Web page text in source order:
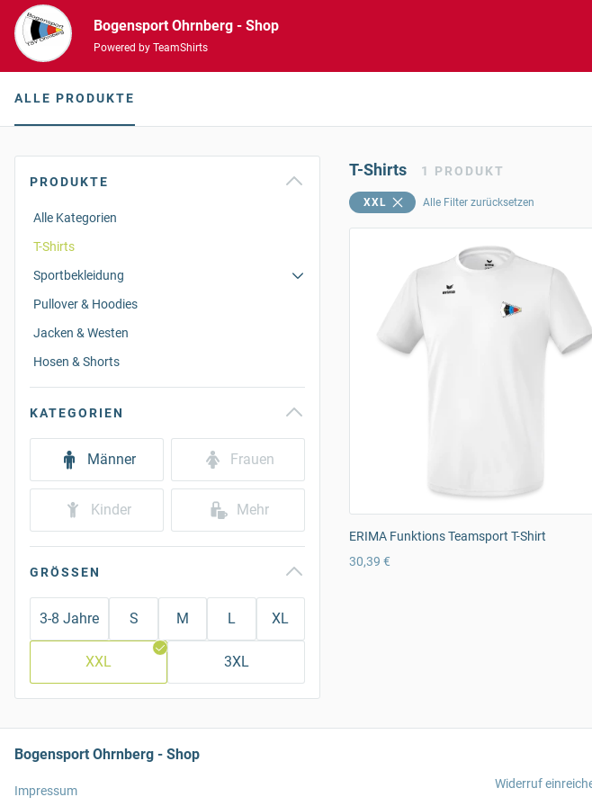
Bogensport Ohrnberg - Shop
Powered by TeamShirts
ALLE PRODUKTE
PRODUKTE
Alle Kategorien
T-Shirts
Sportbekleidung
Pullover & Hoodies
Jacken & Westen
Hosen & Shorts
KATEGORIEN
Männer Frauen
Kinder Mehr
GRÖSSEN
3-8 Jahre S M L XL
XXL 3XL
T-Shirts 1 PRODUKT
XXL Alle Filter zurücksetzen
ERIMA Funktions Teamsport T-Shirt
30,39 €
Bogensport Ohrnberg - Shop
Impressum
Widerruf